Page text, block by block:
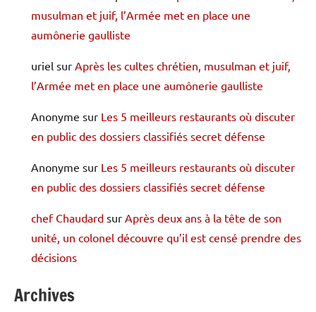
musulman et juif, l’Armée met en place une
aumônerie gaulliste
uriel sur Après les cultes chrétien, musulman et juif,
l’Armée met en place une aumônerie gaulliste
Anonyme sur Les 5 meilleurs restaurants où discuter
en public des dossiers classifiés secret défense
Anonyme sur Les 5 meilleurs restaurants où discuter
en public des dossiers classifiés secret défense
chef Chaudard sur Après deux ans à la tête de son
unité, un colonel découvre qu’il est censé prendre des
décisions
Archives